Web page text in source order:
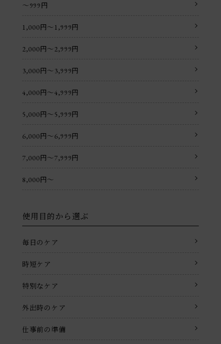
〜999円
1,000円〜1,999円
2,000円〜2,999円
3,000円〜3,999円
4,000円〜4,999円
5,000円〜5,999円
6,000円〜6,999円
7,000円〜7,999円
8,000円〜
使用目的から選ぶ
毎日のケア
時短ケア
特別なケア
外出時のケア
仕事前の準備